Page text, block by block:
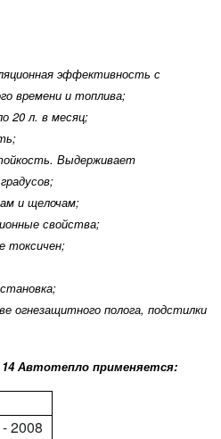
эффективность с
времени и топлива;
20 л. в месяц;
Выдерживает
и щелочам;
свойства;
токсичен;
огнезащитного полога, подстилки
Автотепло применяется:
2008